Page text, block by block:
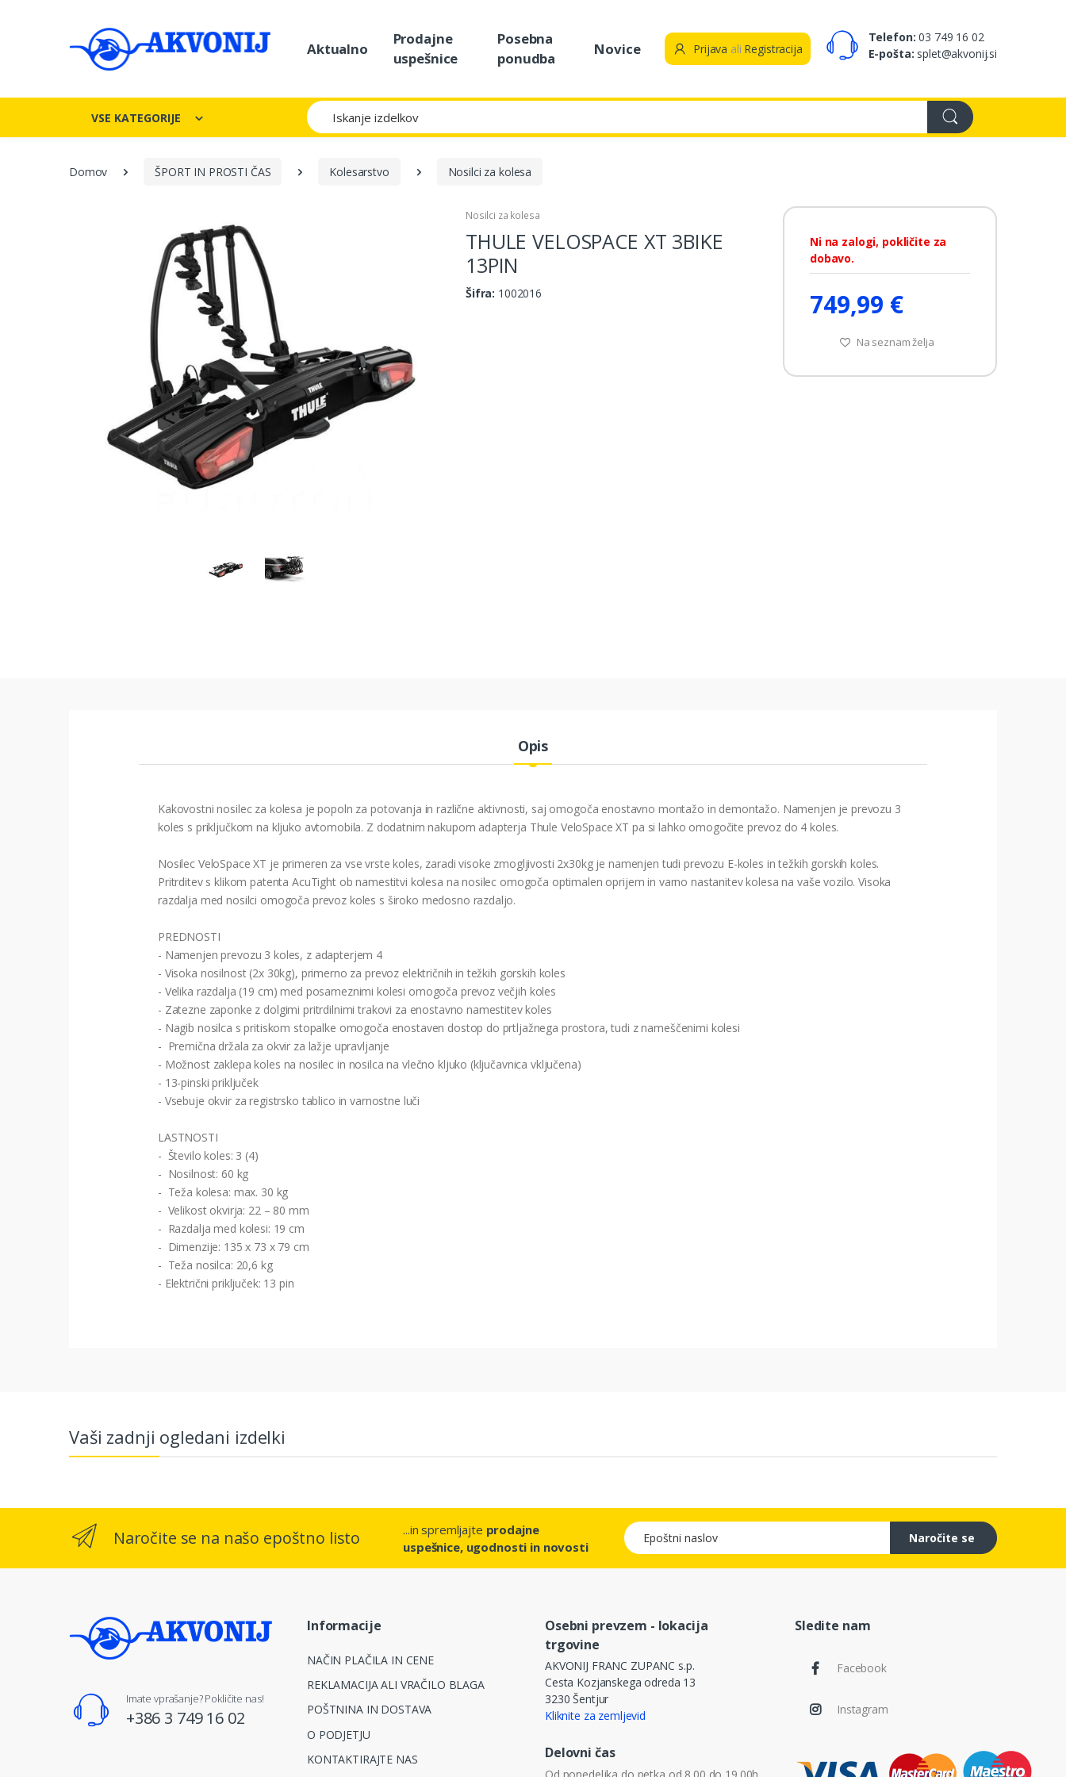
Aktualno
Prodajne
uspešnice
Posebna
ponudba
Novice Prijava ali Registracija
Telefon: 03 749 16 02
E-pošta: splet@akvonij.si
VSE KATEGORIJE
Iskanje
Domov ŠPORT IN PROSTI ČAS Kolesarstvo Nosilci za kolesa
Nosilci za kolesa
THULE VELOSPACE XT 3BIKE
13PIN
Šifra: 1002016
Ni na zalogi, pokličite za
dobavo.
749,99 €
Na seznam želja
Opis
Kakovostni nosilec za kolesa je popoln za potovanja in različne aktivnosti, saj omogoča enostavno montažo in demontažo. Namenjen je prevozu 3
koles s priključkom na kljuko avtomobila. Z dodatnim nakupom adapterja Thule VeloSpace XT pa si lahko omogočite prevoz do 4 koles.
Nosilec VeloSpace XT je primeren za vse vrste koles, zaradi visoke zmogljivosti 2x30kg je namenjen tudi prevozu E-koles in težkih gorskih koles.
Pritrditev s klikom patenta AcuTight ob namestitvi kolesa na nosilec omogoča optimalen oprijem in varno nastanitev kolesa na vaše vozilo. Visoka
razdalja med nosilci omogoča prevoz koles s široko medosno razdaljo.
PREDNOSTI
- Namenjen prevozu 3 koles, z adapterjem 4
- Visoka nosilnost (2x 30kg), primerno za prevoz električnih in težkih gorskih koles
- Velika razdalja (19 cm) med posameznimi kolesi omogoča prevoz večjih koles
- Zatezne zaponke z dolgimi pritrdilnimi trakovi za enostavno namestitev koles
- Nagib nosilca s pritiskom stopalke omogoča enostaven dostop do prtljažnega prostora, tudi z nameščenimi kolesi
- Premična držala za okvir za lažje upravljanje
- Možnost zaklepa koles na nosilec in nosilca na vlečno kljuko (ključavnica vključena)
- 13-pinski priključek
- Vsebuje okvir za registrsko tablico in varnostne luči
LASTNOSTI
- Število koles: 3 (4)
- Nosilnost: 60 kg
- Teža kolesa: max. 30 kg
- Velikost okvirja: 22 – 80 mm
- Razdalja med kolesi: 19 cm
- Dimenzije: 135 x 73 x 79 cm
- Teža nosilca: 20,6 kg
- Električni priključek: 13 pin
Vaši zadnji ogledani izdelki
Naročite se na našo epoštno listo ...in spremljajte prodajne
uspešnice, ugodnosti in novosti
Epoštni naslov
Naročite se
Imate vprašanje? Pokličite nas!
+386 3 749 16 02
Informacije
NAČIN PLAČILA IN CENE
REKLAMACIJA ALI VRAČILO BLAGA
POŠTNINA IN DOSTAVA
O PODJETJU
KONTAKTIRAJTE NAS
Osebni prevzem - lokacija
trgovine
AKVONIJ FRANC ZUPANC s.p.
Cesta Kozjanskega odreda 13
3230 Šentjur
Kliknite za zemljevid
Delovni čas
Sledite nam
Facebook
Instagram